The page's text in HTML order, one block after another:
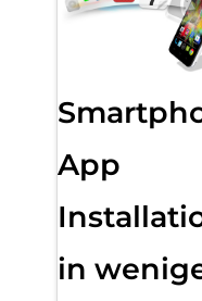
App
in